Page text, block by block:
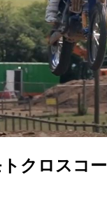
クロスコ